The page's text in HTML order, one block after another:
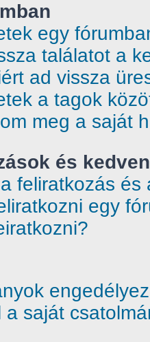
egy
találatot a
ad vissza
a tagok
meg a saját
és
feliratkozás
egy
a saját